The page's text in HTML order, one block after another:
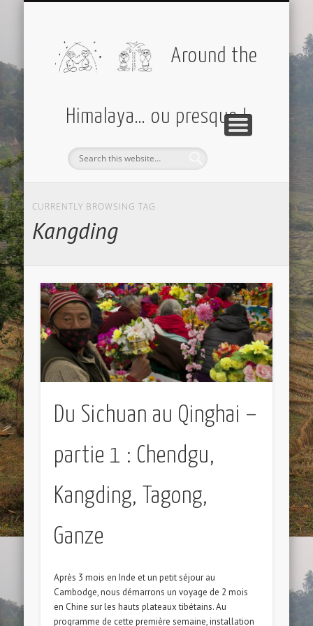
Around the
Himalaya… ou presque !
CURRENTLY BROWSING TAG
Kangding
Du Sichuan au Qinghai –
partie 1 : Chendgu,
Kangding, Tagong,
Ganze
Après 3 mois en Inde et un petit séjour au
Cambodge, nous démarrons un voyage de 2 mois
en Chine sur les hauts plateaux tibétains. Au
programme de cette première semaine, installation